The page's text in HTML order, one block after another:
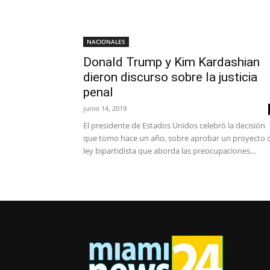
NACIONALES
Donald Trump y Kim Kardashian
dieron discurso sobre la justicia
penal
junio 14, 2019
El presidente de Estados Unidos celebró la decisión
que tomo hace un año, sobre aprobar un proyecto
ley bipartidista que aborda las preocupaciones...